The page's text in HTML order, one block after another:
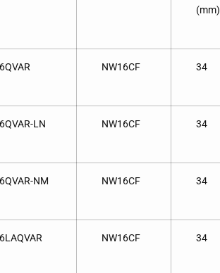
(mm)
NW16CF 34
LN NW16CF 34
NM NW16CF 34
NW16CF 34